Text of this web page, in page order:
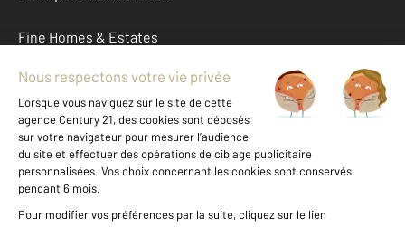
Fine Homes & Estates
À propos
International
Nous contacter